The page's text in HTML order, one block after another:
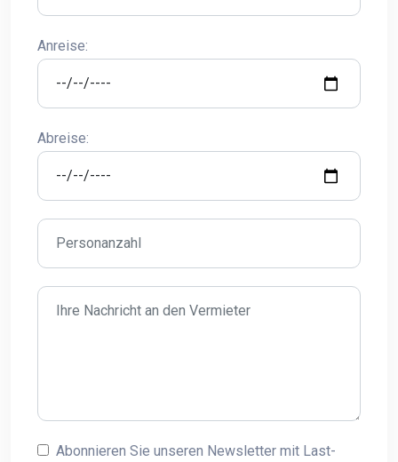
Anreise:
Abreise:
Abonnieren Sie unseren Newsletter mit Last-